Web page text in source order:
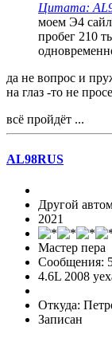
Цитата:
моем Э4
пробег 210
да не вопрос и
на глаз -то не
всё пройдёт ...
AL98RUS
Другой
2021
Мастер пера
Сообщения:
4.6L 2008
Откуда:
Записан